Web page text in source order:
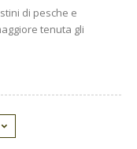
di pesche e
tenuta gli